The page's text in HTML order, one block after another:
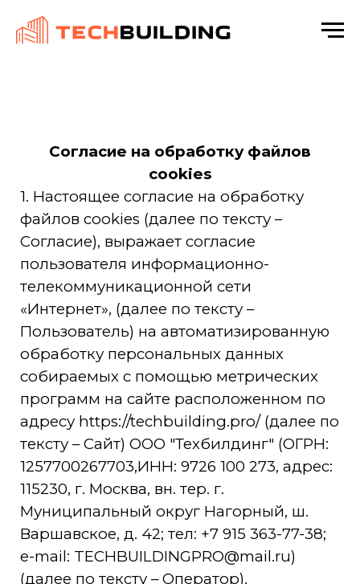
1. Настоящее согласие на обработку
файлов cookies (далее по тексту –
Согласие), выражает согласие
пользователя информационно-
телекоммуникационной сети
«Интернет», (далее по тексту –
Пользователь) на автоматизированную
обработку персональных данных
собираемых с помощью метрических
программ на сайте расположенном по
адресу https://techbuilding.pro/ (далее по
тексту – Сайт) ООО "Техбилдинг" (ОГРН:
1257700267703,ИНН: 9726 100 273, адрес:
115230, г. Москва, вн. тер. г.
Муниципальный округ Нагорный, ш.
Варшавское, д. 42; тел: ‎+7 915 363-77-38;
e-mail: TECHBUILDINGPRO@mail.ru)
(далее по тексту – Оператор).
2. Согласие распространяется на
технические файлы cookies,
позволяющие определять аппаратное и
программное устройство Пользователя,
а также аналитические файлы cookies,
позволяющие отслеживать действия